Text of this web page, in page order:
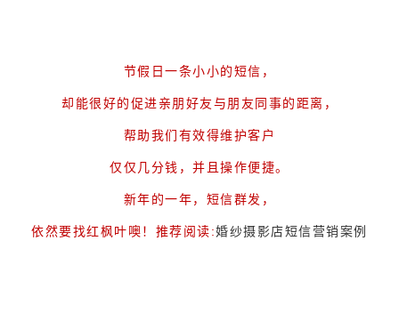
节假日一条小小的短信，
却能很好的促进亲朋好友与朋友同事的距离，
帮助我们有效得维护客户
仅仅几分钱，并且操作便捷。
新年的一年， 短信群发，
依然要找红枫叶噢！推荐阅读:婚纱摄影店短信营销案例